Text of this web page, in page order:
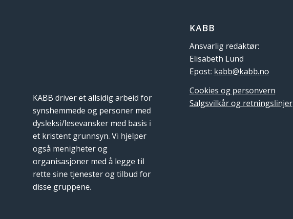
KABB driver et allsidig arbeid for
synshemmede og personer med
dysleksi/lesevansker med basis i
et kristent grunnsyn. Vi hjelper
også menigheter og
organisasjoner med å legge til
rette sine tjenester og tilbud for
disse gruppene.
KABB
Ansvarlig redaktør:
Elisabeth Lund
Epost: kabb@kabb.no
Cookies og personvern
Salgsvilkår og retningslinjer